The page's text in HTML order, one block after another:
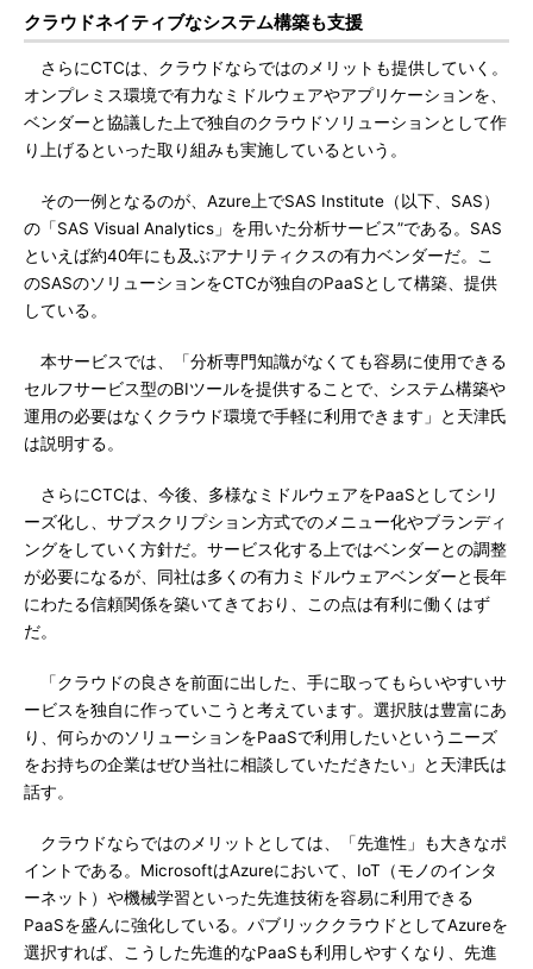
クラウドネイティブなシステム構築も支援
さらにCTCは、クラウドならではのメリットも提供していく。
オンプレミス環境で有力なミドルウェアやアプリケーションを、
ベンダーと協議した上で独自のクラウドソリューションとして作
り上げるといった取り組みも実施しているという。
その一例となるのが、Azure上でSAS Institute（以下、SAS）
の「SAS Visual Analytics」を用いた分析サービス”である。SAS
といえば約40年にも及ぶアナリティクスの有力ベンダーだ。こ
のSASのソリューションをCTCが独自のPaaSとして構築、提供
している。
本サービスでは、「分析専門知識がなくても容易に使用できる
セルフサービス型のBIツールを提供することで、システム構築や
運用の必要はなくクラウド環境で手軽に利用できます」と天津氏
は説明する。
さらにCTCは、今後、多様なミドルウェアをPaaSとしてシリ
ーズ化し、サブスクリプション方式でのメニュー化やブランディ
ングをしていく方針だ。サービス化する上ではベンダーとの調整
が必要になるが、同社は多くの有力ミドルウェアベンダーと長年
にわたる信頼関係を築いてきており、この点は有利に働くはず
だ。
「クラウドの良さを前面に出した、手に取ってもらいやすいサ
ービスを独自に作っていこうと考えています。選択肢は豊富にあ
り、何らかのソリューションをPaaSで利用したいというニーズ
をお持ちの企業はぜひ当社に相談していただきたい」と天津氏は
話す。
クラウドならではのメリットとしては、「先進性」も大きなポ
イントである。MicrosoftはAzureにおいて、IoT（モノのインタ
ーネット）や機械学習といった先進技術を容易に利用できる
PaaSを盛んに強化している。パブリッククラウドとしてAzureを
選択すれば、こうした先進的なPaaSも利用しやすくなり、先進